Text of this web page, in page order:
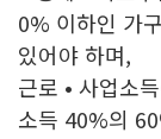
0% 이하인 가
있어야 하며,
근로 • 사업소
소득 40%의